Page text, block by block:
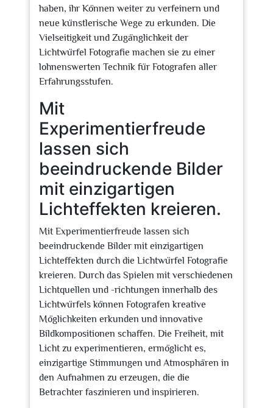
haben, ihr Können weiter zu verfeinern und
neue künstlerische Wege zu erkunden. Die
Vielseitigkeit und Zugänglichkeit der
Lichtwürfel Fotografie machen sie zu einer
lohnenswerten Technik für Fotografen aller
Erfahrungsstufen.
Mit
Experimentierfreude
lassen sich
beeindruckende Bilder
mit einzigartigen
Lichteffekten kreieren.
Mit Experimentierfreude lassen sich
beeindruckende Bilder mit einzigartigen
Lichteffekten durch die Lichtwürfel Fotografie
kreieren. Durch das Spielen mit verschiedenen
Lichtquellen und -richtungen innerhalb des
Lichtwürfels können Fotografen kreative
Möglichkeiten erkunden und innovative
Bildkompositionen schaffen. Die Freiheit, mit
Licht zu experimentieren, ermöglicht es,
einzigartige Stimmungen und Atmosphären in
den Aufnahmen zu erzeugen, die die
Betrachter faszinieren und inspirieren.